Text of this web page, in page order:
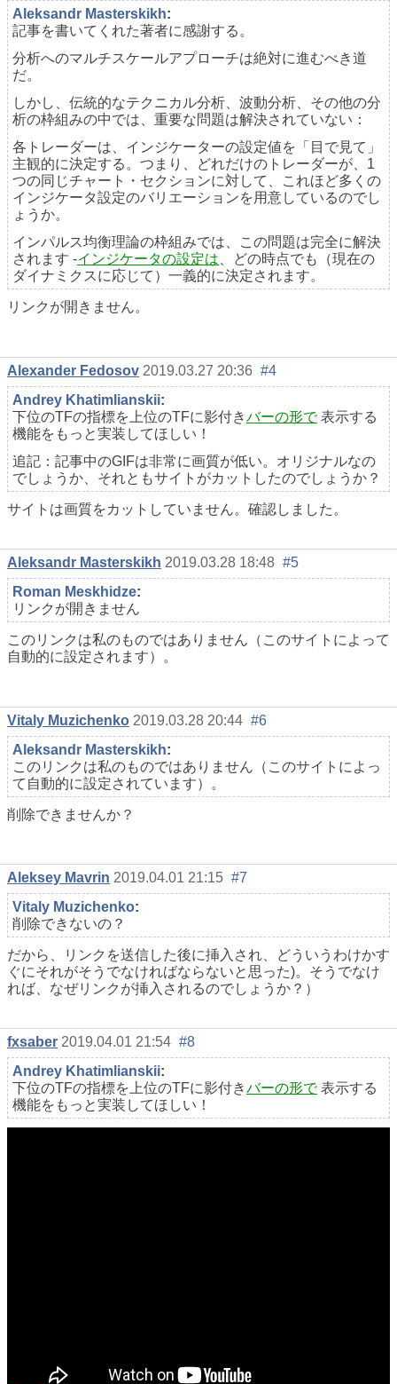
Aleksandr Masterskikh:
記事を書いてくれた著者に感謝する。
分析へのマルチスケールアプローチは絶対に進むべき道
だ。
しかし、伝統的なテクニカル分析、波動分析、その他の分
析の枠組みの中では、重要な問題は解決されていない：
各トレーダーは、インジケーターの設定値を「目で見て」
主観的に決定する。つまり、どれだけのトレーダーが、1
つの同じチャート・セクションに対して、これほど多くの
インジケータ設定のバリエーションを用意しているのでし
ょうか。
インパルス均衡理論の枠組みでは、この問題は完全に解決
されます -インジケータの設定は 、どの時点でも（現在の
ダイナミクスに応じて）一義的に決定されます。
リンクが開きません。
Alexander Fedosov 2019.03.27 20:36 #4
Andrey Khatimlianskii:
下位のTFの指標を上位のTFに影付きバーの形で表示する
機能をもっと実装してほしい！
追記：記事中のGIFは非常に画質が低い。オリジナルなの
でしょうか、それともサイトがカットしたのでしょうか？
サイトは画質をカットしていません。確認しました。
Aleksandr Masterskikh 2019.03.28 18:48 #5
Roman Meskhidze:
リンクが開きません
このリンクは私のものではありません（このサイトによって
自動的に設定されます）。
Vitaly Muzichenko 2019.03.28 20:44 #6
Aleksandr Masterskikh:
このリンクは私のものではありません（このサイトによっ
て自動的に設定されています）。
削除できませんか？
Aleksey Mavrin 2019.04.01 21:15 #7
Vitaly Muzichenko:
削除できないの？
だから、リンクを送信した後に挿入され、どういうわけかす
ぐにそれがそうでなければならないと思った)。そうでなけ
れば、なぜリンクが挿入されるのでしょうか？）
fxsaber 2019.04.01 21:54 #8
Andrey Khatimlianskii:
下位のTFの指標を上位のTFに影付きバーの形で表示する
機能をもっと実装してほしい！